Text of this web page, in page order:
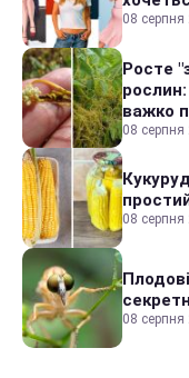
08
Росте
важко
08
08
08